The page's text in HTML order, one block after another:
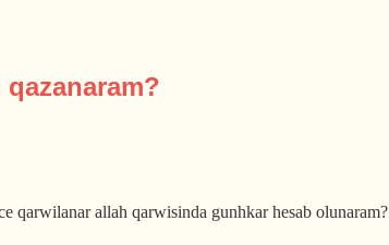
qarwilanar allah qarwisinda gunhkar hesab olunaram?